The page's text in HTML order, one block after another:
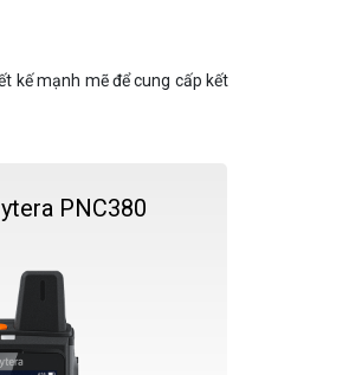
kế mạnh mẽ để cung cấp kết
PNC380